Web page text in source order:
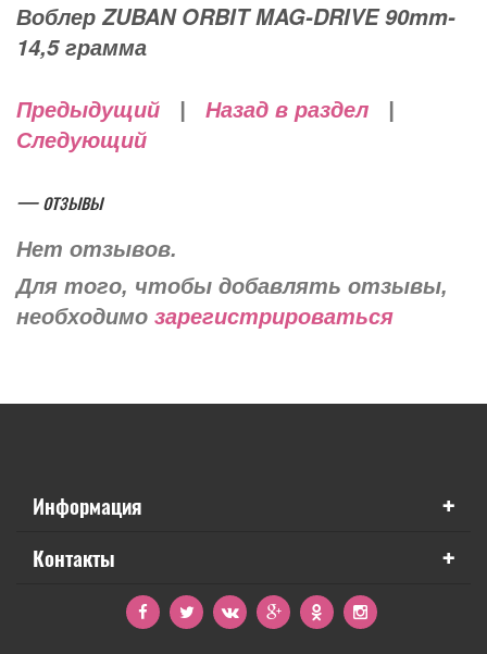
Воблер ZUBAN ORBIT MAG-DRIVE 90mm-
14,5 грамма
Предыдущий Назад в раздел
Следующий
— отзывы
Нет отзывов.
Для того, чтобы добавлять отзывы,
необходимо зарегистрироваться
Информация +
Контакты +